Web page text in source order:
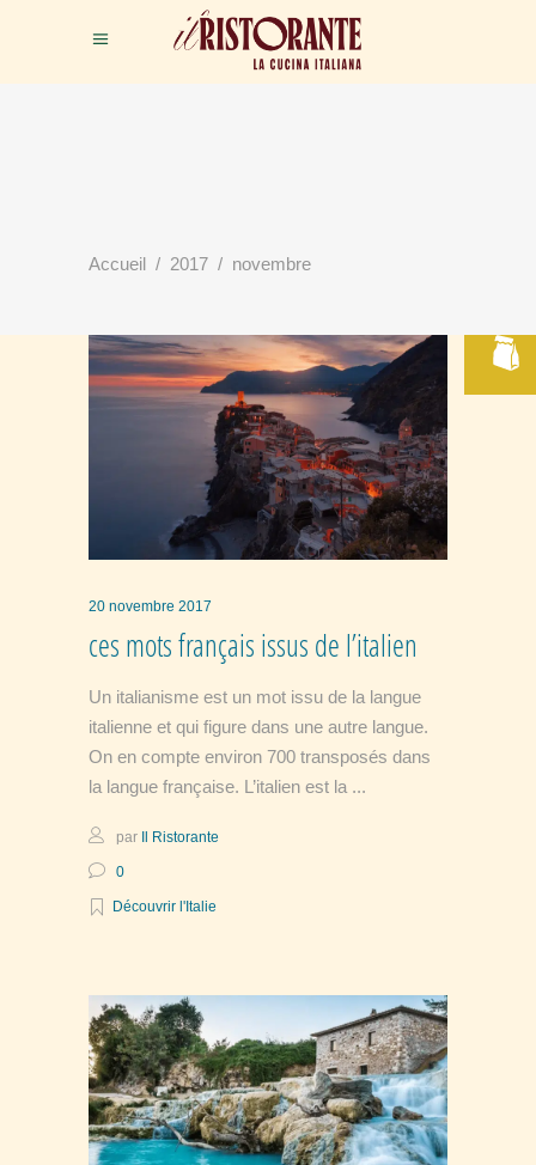
Accueil / 2017 / novembre
20 novembre 2017
ces mots français issus de l’italien
Un italianisme est un mot issu de la langue
italienne et qui figure dans une autre langue.
On en compte environ 700 transposés dans
la langue française. L’italien est la
par Il Ristorante
0
Découvrir l'Italie